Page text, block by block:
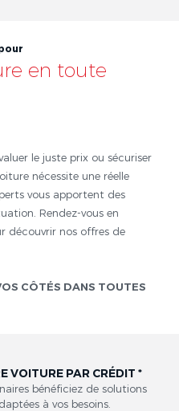
en toute
le juste prix ou sécuriser
nécessite une réelle
vous apportent des
Rendez-vous en
découvrir nos offres de
CÔTÉS DANS TOUTES
VOITURE PAR CRÉDIT *
bénéficiez de solutions
à vos besoins.